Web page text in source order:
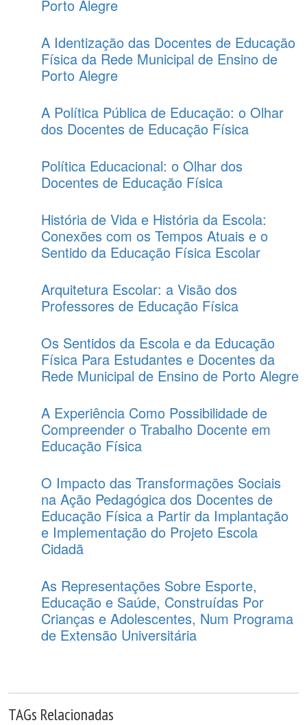
Porto Alegre
A Identização das Docentes de Educação
Física da Rede Municipal de Ensino de
Porto Alegre
A Política Pública de Educação: o Olhar
dos Docentes de Educação Física
Política Educacional: o Olhar dos
Docentes de Educação Física
História de Vida e História da Escola:
Conexões com os Tempos Atuais e o
Sentido da Educação Física Escolar
Arquitetura Escolar: a Visão dos
Professores de Educação Física
Os Sentidos da Escola e da Educação
Física Para Estudantes e Docentes da
Rede Municipal de Ensino de Porto Alegre
A Experiência Como Possibilidade de
Compreender o Trabalho Docente em
Educação Física
O Impacto das Transformações Sociais
na Ação Pedagógica dos Docentes de
Educação Física a Partir da Implantação
e Implementação do Projeto Escola
Cidadã
As Representações Sobre Esporte,
Educação e Saúde, Construídas Por
Crianças e Adolescentes, Num Programa
de Extensão Universitária
TAGs Relacionadas